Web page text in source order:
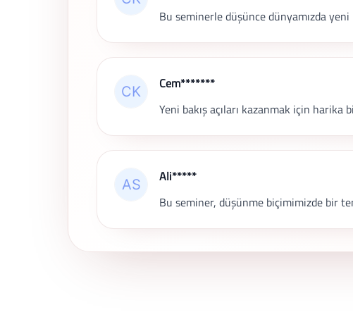
Bu seminerle düşünce dünyamızda
Cem*******
Yeni bakış açıları kazanmak için
Ali*****
Bu seminer, düşünme biçimimizde bir